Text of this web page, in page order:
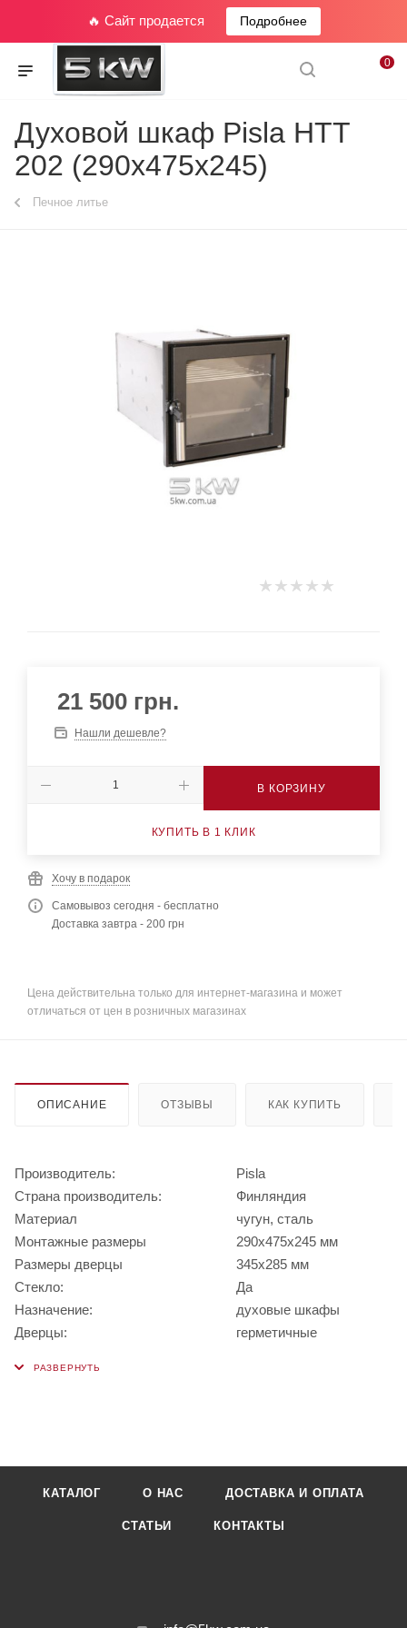
🔥 Сайт продается Подробнее
0
Духовой шкаф Pisla HTT
202 (290х475х245)
Печное литье
21 500 грн.
Нашли дешевле?
В КОРЗИНУ
КУПИТЬ В 1 КЛИК
Хочу в подарок
Самовывоз сегодня - бесплатно
Доставка завтра - 200 грн
Цена действительна только для интернет-магазина и может
отличаться от цен в розничных магазинах
ОПИСАНИЕ ОТЗЫВЫ КАК КУПИТЬ
Производитель:
Pisla
Страна производитель:
Финляндия
Материал
чугун, сталь
Монтажные размеры
290х475х245 мм
Размеры дверцы
345х285 мм
Стекло:
Да
Назначение:
духовые шкафы
Дверцы:
герметичные
КАТАЛОГ О НАС ДОСТАВКА И ОПЛАТА
СТАТЬИ КОНТАКТЫ